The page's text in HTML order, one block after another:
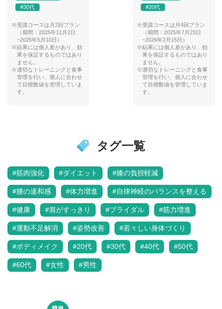
#30代
※受講コースは月2回プラン
（期間：2025年11月2日
~2026年5月10日）
※結果には個人差があり、効
果を保証するものではあり
ません。
※適切なトレーニングと食事
管理を行い、個人に合わせ
て目標数値を管理していま
す。
#20代
※受講コースは月4回プラン
（期間：2025年7月23日
~2026年2月15日）
※結果には個人差があり、効
果を保証するものではあり
ません。
※適切なトレーニングと食事
管理を行い、個人に合わせ
て目標数値を管理していま
す。
タグ一覧
#筋肉強化 #ダイエット #膝の負担軽減
#腰の違和感 #体力増進 #自律神経のバランスを整える
#健康 #肩がすっきり #ブライダル #筋力増進
#運動不足解消 #姿勢改善 #若々しい身体づくり
#ボディメイク #20代 #30代 #40代 #50代
#60代 #女性 #男性